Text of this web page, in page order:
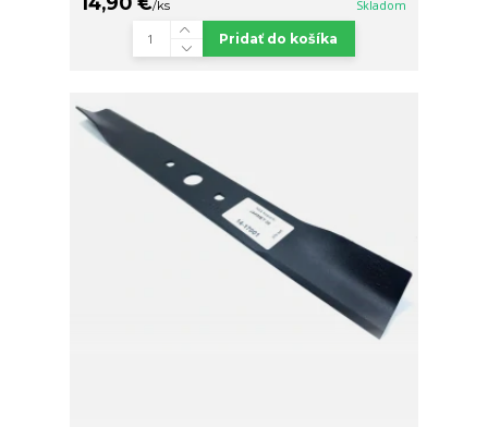
/ks Skladom
Pridať do košíka